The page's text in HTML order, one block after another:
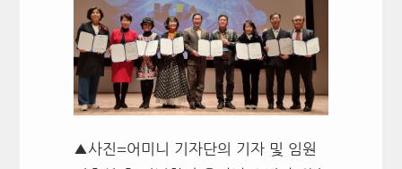
▲사진=어미니 기자단의 기자 및 임원